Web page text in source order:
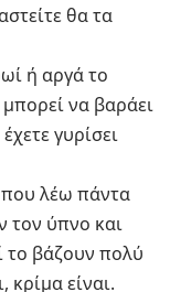
θα τα
ή αργά το
να βαράει
γυρίσει
που λέω πάντα
τον ύπνο και
το βάζουν πολύ
είναι.